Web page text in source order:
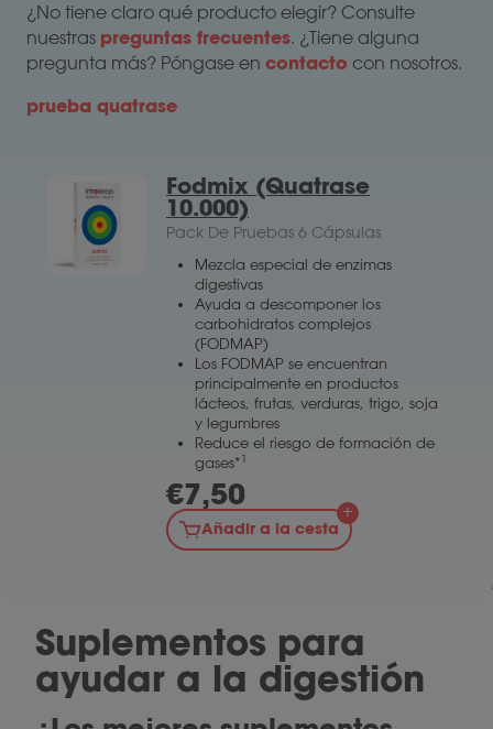
¿No tiene claro qué producto elegir? Consulte
nuestras preguntas frecuentes. ¿Tiene alguna
pregunta más? Póngase en contacto con nosotros.
prueba quatrase
Fodmix (Quatrase
10.000)
Pack De Pruebas 6 Cápsulas
Mezcla especial de enzimas
digestivas
Ayuda a descomponer los
carbohidratos complejos
(FODMAP)
Los FODMAP se encuentran
principalmente en productos
lácteos, frutas, verduras, trigo, soja
y legumbres
Reduce el riesgo de formación de
gases*1
€7,50
Añadir a la cesta
Suplementos para
ayudar a la digestión